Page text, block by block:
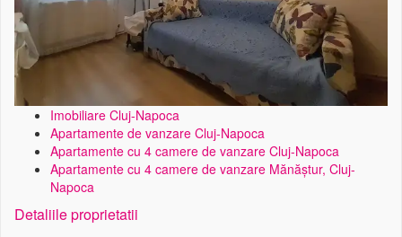
Imobiliare Cluj-Napoca
Apartamente de vanzare Cluj-Napoca
Apartamente cu 4 camere de vanzare Cluj-Napoca
Apartamente cu 4 camere de vanzare Mănăștur, Cluj-
Napoca
Detaliile proprietatii